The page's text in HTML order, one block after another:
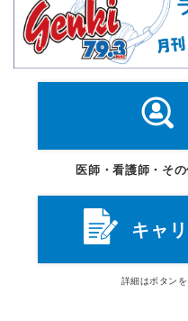
医師・看護師・そ
キャ
詳細はボタン